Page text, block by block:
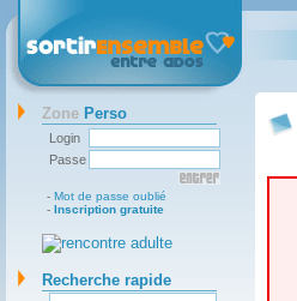
Zone Perso
Login
Passe
- Mot de passe oublié
- Inscription gratuite
Recherche rapide